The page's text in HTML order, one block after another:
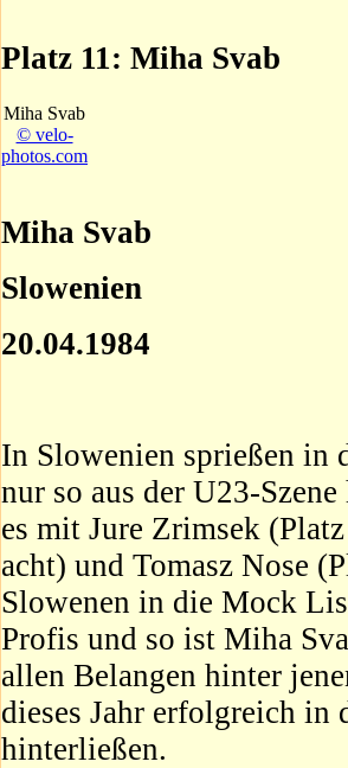
Platz 11: Miha Svab
Miha Svab
© velo-
photos.com
Miha Svab
Slowenien
20.04.1984
In Slowenien sprießen in
nur so aus der U23-
es mit Jure Zrimsek
acht) und Tomasz Nose
Slowenen in die Mock
Profis und so ist Miha
allen Belangen hinter
dieses Jahr erfolgreich in
hinterließen.